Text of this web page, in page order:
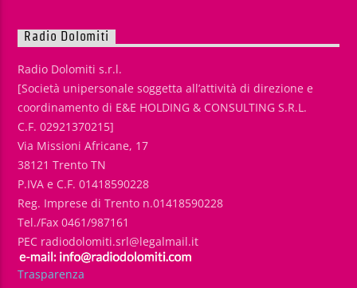
Radio Dolomiti
Radio Dolomiti s.r.l.
[Società unipersonale soggetta all’attività di direzione e
coordinamento di E&E HOLDING & CONSULTING S.R.L.
C.F. 02921370215]
Via Missioni Africane, 17
38121 Trento TN
P.IVA e C.F. 01418590228
Reg. Imprese di Trento n.01418590228
Tel./Fax 0461/987161
PEC radiodolomiti.srl@legalmail.it
Trasparenza